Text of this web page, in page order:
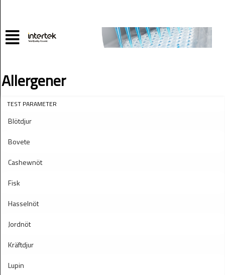
Allergener
TEST PARAMETER
Blötdjur
Bovete
Cashewnöt
Fisk
Hasselnöt
Jordnöt
Kräftdjur
Lupin